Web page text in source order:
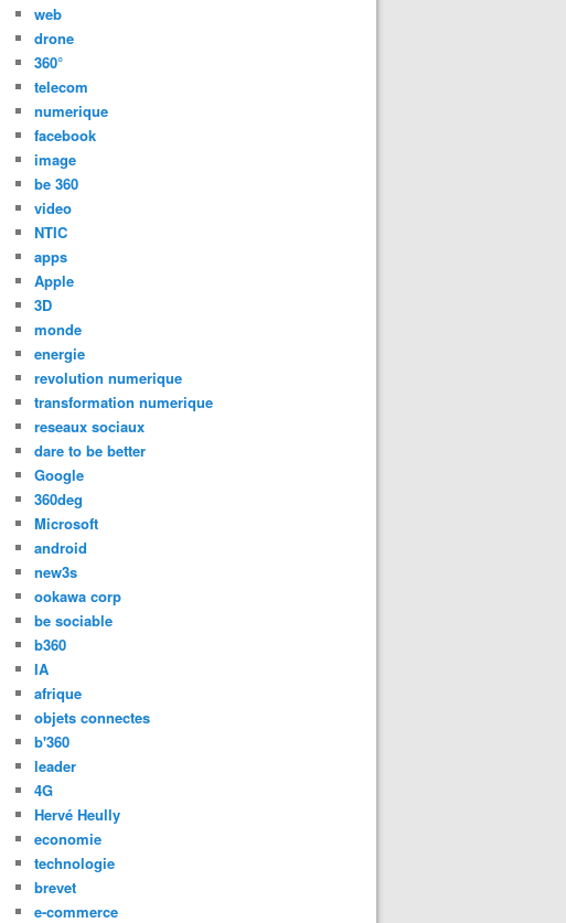
web
drone
360°
telecom
numerique
facebook
image
be 360
video
NTIC
apps
Apple
3D
monde
energie
revolution numerique
transformation numerique
reseaux sociaux
dare to be better
Google
360deg
Microsoft
android
new3s
ookawa corp
be sociable
b360
IA
afrique
objets connectes
b'360
leader
4G
Hervé Heully
economie
technologie
brevet
e-commerce